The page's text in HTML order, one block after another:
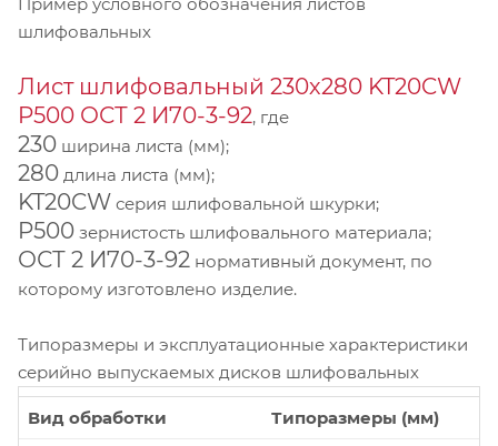
шлифовальных
Лист шлифовальный 230х280 KT20CW
P500 ОСТ 2 И70-3-92, где
230 ширина листа (мм);
280 длина листа (мм);
KT20CW серия шлифовальной шкурки;
P500 зернистость шлифовального материала;
ОСТ 2 И70-3-92 нормативный документ, по
которому изготовлено изделие.
Типоразмеры и эксплуатационные характеристики
серийно выпускаемых дисков шлифовальных
Вид обработки
Типоразмеры (мм)